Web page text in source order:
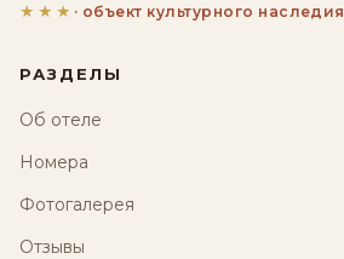
★★★ · объект культурного наследия
РАЗДЕЛЫ
Об отеле
Номера
Фотогалерея
Отзывы